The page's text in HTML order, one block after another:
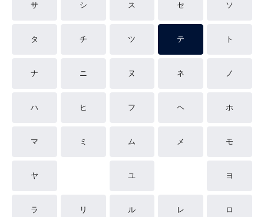
サ シ ス セ ソ
タ チ ツ テ ト
ナ ニ ヌ ネ ノ
ハ ヒ フ ヘ ホ
マ ミ ム メ モ
ヤ ユ ヨ
ラ リ ル レ ロ